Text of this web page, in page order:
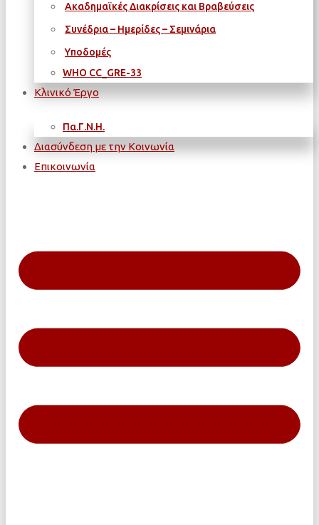
Ακαδημαϊκές Διακρίσεις και Βραβεύσεις
Συνέδρια – Ημερίδες – Σεμινάρια
Υποδομές
WΗΟ CC_GRE-33
Κλινικό Έργο
Πα.Γ.Ν.Η.
Διασύνδεση με την Κοινωνία
Επικοινωνία